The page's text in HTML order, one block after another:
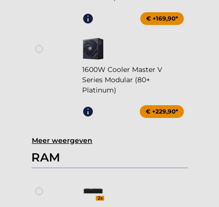
€ +169,90*
1600W Cooler Master V
Series Modular (80+
Platinum)
€ +229,90*
Meer weergeven
RAM